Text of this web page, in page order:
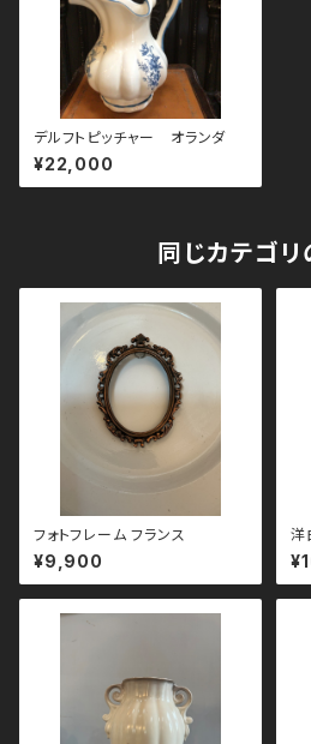
デルフトピッチャー オランダ
¥22,000
同じカテゴ
フォトフレーム フランス
¥9,900
洋